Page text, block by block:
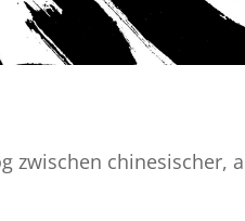
zwischen chinesischer,